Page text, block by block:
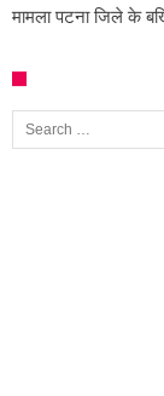
मामला पटना जिले के
Search for: